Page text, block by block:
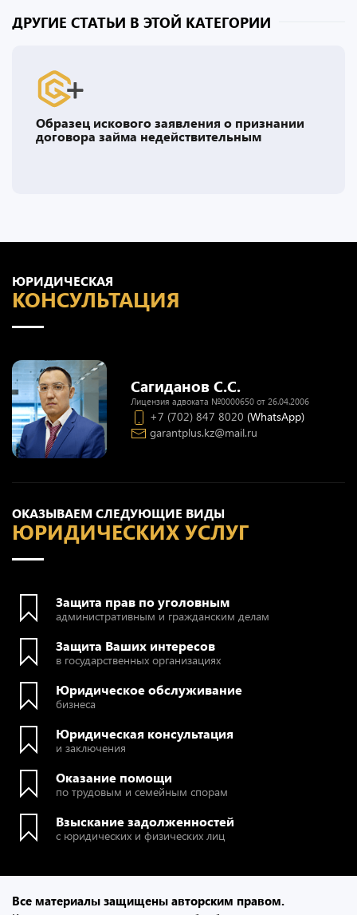
ДРУГИЕ СТАТЬИ В ЭТОЙ КАТЕГОРИИ
Образец искового заявления о признании
договора займа недействительным
ОКАЗЫВАЕМ СЛЕДУЮЩИЕ ВИДЫ
ЮРИДИЧЕСКИХ УСЛУГ
Защита прав по уголовным
административным и гражданским делам
Защита Ваших интересов
в государственных организациях
Юридическое обслуживание
бизнеса
Юридическая консультация
и заключения
Оказание помощи
по трудовым и семейным спорам
Взыскание задолженностей
с юридических и физических лиц
ЮРИДИЧЕСКАЯ
КОНСУЛЬТАЦИЯ
Сагиданов С.С.
Лицензия адвоката №0000650 от 26.04.2006
+7 (702) 847 8020 (WhatsApp)
garantplus.kz@mail.ru
Все материалы защищены авторским правом.